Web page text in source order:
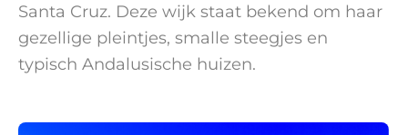
Santa Cruz. Deze wijk staat bekend om haar
gezellige pleintjes, smalle steegjes en
typisch Andalusische huizen.